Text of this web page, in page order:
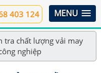
MENU
403 124
tra chất lượng vải may
nghiệp